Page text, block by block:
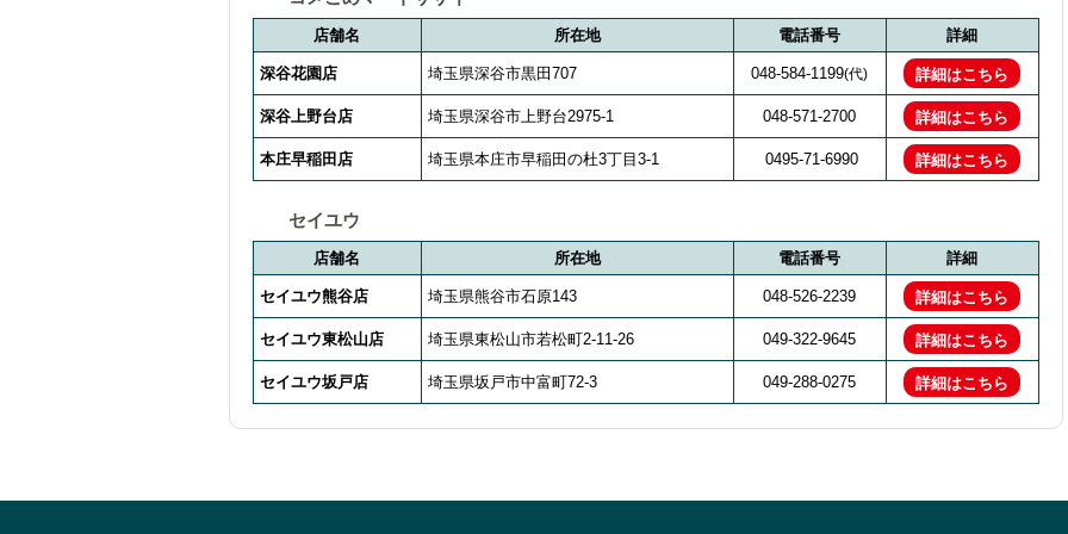
店舗名 所在地 電話番号 詳細
深谷花園店 埼玉県深谷市黒田707 048-584-1199(代) 詳細はこちら
深谷上野台店 埼玉県深谷市上野台2975-1 048-571-2700 詳細はこちら
本庄早稲田店 埼玉県本庄市早稲田の杜3丁目3-1 0495-71-6990 詳細はこちら
セイユウ
店舗名 所在地 電話番号 詳細
セイユウ熊谷店 埼玉県熊谷市石原143 048-526-2239 詳細はこちら
セイユウ東松山店 埼玉県東松山市若松町2-11-26 049-322-9645 詳細はこちら
セイユウ坂戸店 埼玉県坂戸市中富町72-3 049-288-0275 詳細はこちら